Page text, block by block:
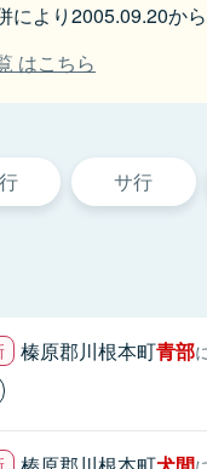
により2005.09.20か
はこちら
サ行
榛原郡川根本町青部